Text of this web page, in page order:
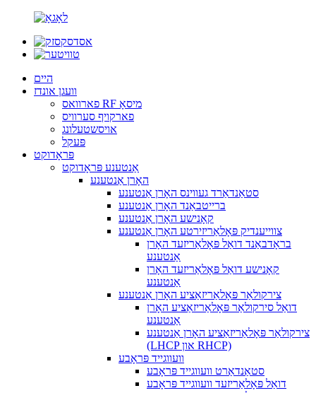
היים
וועגן אונדז
פארוואס RF מיסאָ
פארקויף סערוויס
אויסשטעלונג
פּעקל
פּראָדוקט
אַנטענע פּראָדוקט
האָרן אַנטענע
סטאַנדאַרד געווינס האָרן אַנטענע
ברייטבאַנד האָרן אַנטענע
קאָנישע האָרן אַנטענע
צווייענדיק פּאָלאַריזירטע האָרן אַנטענע
בראָדבאַנד דואַל פּאָלאַריזעד האָרן
אַנטענע
קאָנישע דואַל פּאָלאַריזעד האָרן
אַנטענע
צירקולאַר פּאָלאַריזאַציע האָרן אַנטענע
דואַל סירקולאַר פּאָלאַריזאַציע האָרן
אַנטענע
צירקולאַר פּאָלאַריזאַציע האָרן אַנטענע
(LHCP און RHCP)
וועווגייד פּראָבע
סטאַנדאַרט וועווגייד פּראָבע
דואַל פּאָלאַריזעד וועווגייד פּראָבע